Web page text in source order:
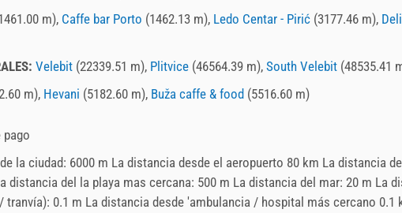
m), Caffe bar Porto (1462.13 m), Ledo Centar - Pirić (3177.46 m),
Velebit (22339.51 m), Plitvice (46564.39 m), South Velebit (48535.41
m), Hevani (5182.60 m), Buža caffe & food (5516.60 m)
pago
la ciudad: 6000 m La distancia desde el aeropuerto 80 km La distancia
distancia del la playa mas cercana: 500 m La distancia del mar: 20 m La
0.1 m La distancia desde 'ambulancia / hospital más cercano 0.1